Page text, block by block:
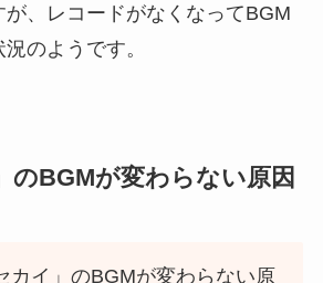
が、レコードがなくなってBGM
のようです。
のBGMが変わらない原因
カイ」のBGMが変わらない原